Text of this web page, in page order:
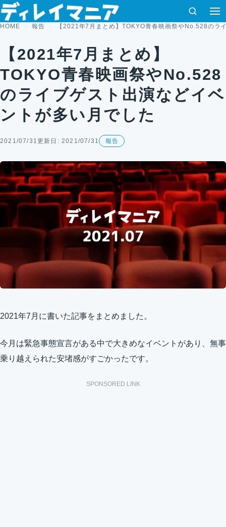
コンテンツへスキップ
検索
HOME 報告 【2021年7月まとめ】TOKYO青春映画祭やNo.528のラ
【2021年7月まとめ】
TOKYO青春映画祭やNo.528
のライブゲスト出演などイベ
ントが多い月でした
2021/07/31更新日: 2021/07/31 報告
2021年7月に書いた記事をまとめました。
今月は緊急事態宣言がある中で大きめなイベントがあり、無事
乗り越えられた安堵感がすごかったです。
SPONSORED LINK